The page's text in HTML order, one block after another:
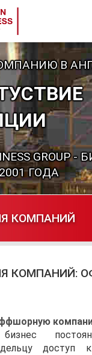
В
GROUP
ГОДА
КОМПАНИЙ
КОМПАНИЙ:
доступ